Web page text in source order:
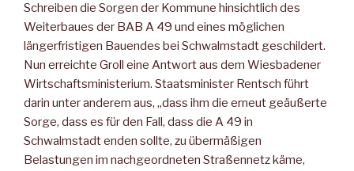
Schreiben die Sorgen der Kommune hinsichtlich des
Weiterbaues der BAB A 49 und eines möglichen
längerfristigen Bauendes bei Schwalmstadt geschildert.
Nun erreichte Groll eine Antwort aus dem Wiesbadener
Wirtschaftsministerium. Staatsminister Rentsch führt
darin unter anderem aus, „dass ihm die erneut geäußerte
Sorge, dass es für den Fall, dass die A 49 in
Schwalmstadt enden sollte, zu übermäßigen
Belastungen im nachgeordneten Straßennetz käme,